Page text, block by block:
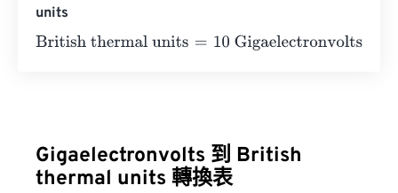
units
British thermal units=10 Gigaelectronvolts×
Gigaelectronvolts 到 British
thermal units 轉換表